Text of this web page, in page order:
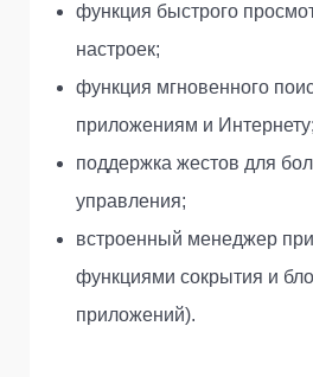
функция быстрого
настроек;
функция мгновенного
приложениям и Интернету;
поддержка жестов для
управления;
встроенный менеджер
функциями сокрытия и
приложений).